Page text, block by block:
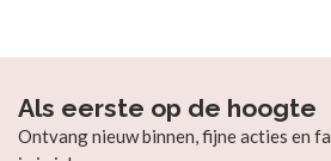
Als eerste op de hoogte
Ontvang nieuw binnen, fijne acties en